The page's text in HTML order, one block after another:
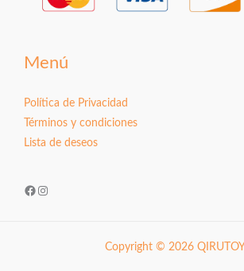
Menú
Política de Privacidad
Términos y condiciones
Lista de deseos
Facebook
Instagram
Copyright © 2026